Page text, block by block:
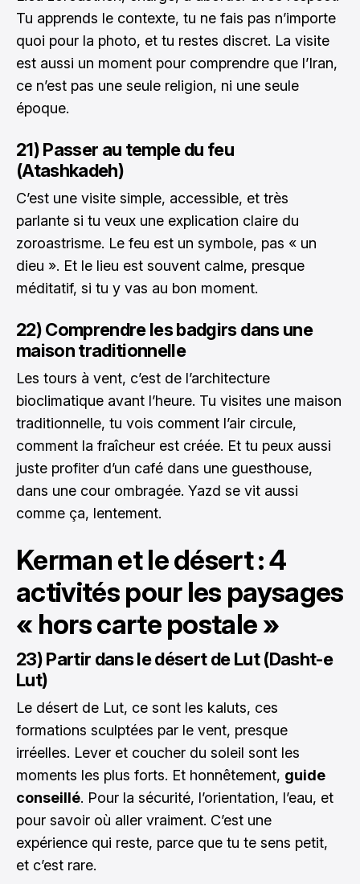
Tu apprends le contexte, tu ne fais pas n’importe
quoi pour la photo, et tu restes discret. La visite
est aussi un moment pour comprendre que l’Iran,
ce n’est pas une seule religion, ni une seule
époque.
21) Passer au temple du feu
(Atashkadeh)
C’est une visite simple, accessible, et très
parlante si tu veux une explication claire du
zoroastrisme. Le feu est un symbole, pas « un
dieu ». Et le lieu est souvent calme, presque
méditatif, si tu y vas au bon moment.
22) Comprendre les badgirs dans une
maison traditionnelle
Les tours à vent, c’est de l’architecture
bioclimatique avant l’heure. Tu visites une maison
traditionnelle, tu vois comment l’air circule,
comment la fraîcheur est créée. Et tu peux aussi
juste profiter d’un café dans une guesthouse,
dans une cour ombragée. Yazd se vit aussi
comme ça, lentement.
Kerman et le désert : 4
activités pour les paysages
« hors carte postale »
23) Partir dans le désert de Lut (Dasht-e
Lut)
Le désert de Lut, ce sont les kaluts, ces
formations sculptées par le vent, presque
irréelles. Lever et coucher du soleil sont les
moments les plus forts. Et honnêtement, guide
conseillé. Pour la sécurité, l’orientation, l’eau, et
pour savoir où aller vraiment. C’est une
expérience qui reste, parce que tu te sens petit,
et c’est rare.